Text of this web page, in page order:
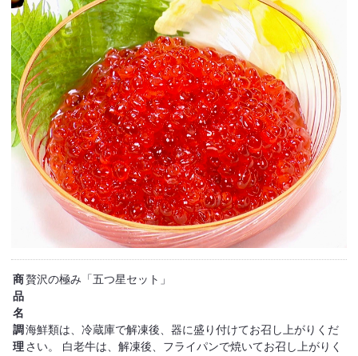
商
品
名
贅沢の極み「五つ星セット」
調
理
海鮮類は、冷蔵庫で解凍後、器に盛り付けてお召し上がりくだ
さい。 白老牛は、解凍後、フライパンで焼いてお召し上がりく